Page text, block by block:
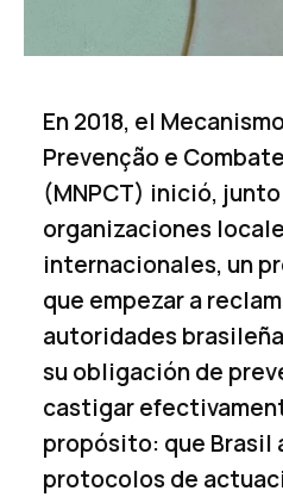
En 2018, el
Prevenção e
(MNPCT) inició,
organizaciones
internacionales, un
que empezar a
autoridades
su obligación de
castigar
propósito: que Brasil
protocolos de